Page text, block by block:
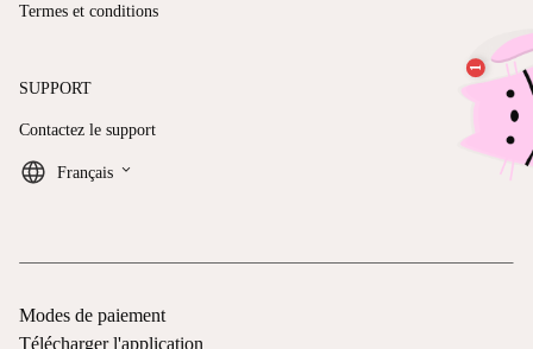
Termes et conditions
SUPPORT
Contactez le support
Français keyboard_arrow_down
Modes de paiement
Télécharger l'application